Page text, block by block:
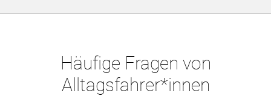
Häufige Fragen von
Alltagsfahrer*innen